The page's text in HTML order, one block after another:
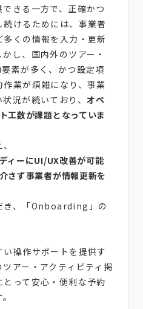
きる一方で、正確かつ
けるためには、事業者
くの情報を入力・更新
し、国内外のツアー・
素が多く、かつ設定項
業が煩雑になり、事業
況が続いており、 オペ
工数が課題となっていま
ィーにUI/UX改善が可能
さず事業者が情報更新を
き、「Onboarding」の
操作サポートを提供す
アー・アクティビティ掲
って安心・便利な予約